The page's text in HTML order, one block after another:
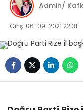
Admin/
Giriş: 06-09-2021 22:31